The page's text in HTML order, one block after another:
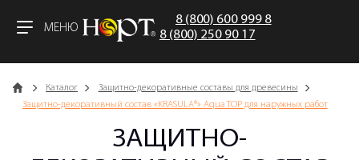
МЕНЮ
8 (800) 600 999 8
8 (800) 250 90 17
Главная Каталог
Защитно-декоративные составы для древесины
Защитно-декоративный состав «KRASULA®» Aqua TOP для наружных работ
ЗАЩИТНО-